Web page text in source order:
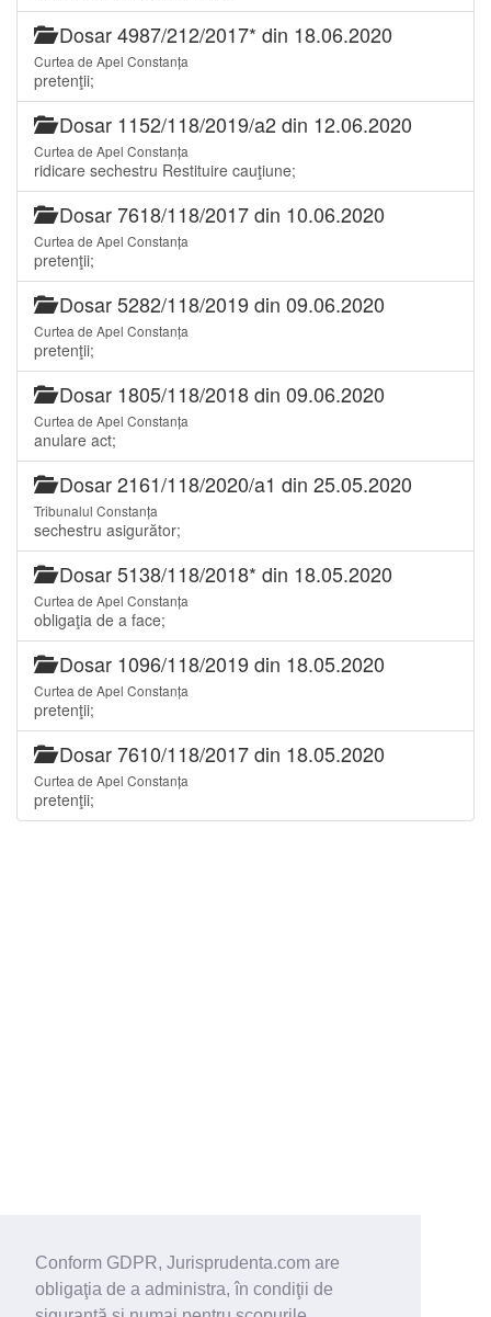
Conform GDPR, Jurisprudenta.com are
obligaţia de a administra, în condiţii de
Dosar 4987/212/2017* din 18.06.2020
Curtea de Apel Constanța
pretenţii;
Dosar 1152/118/2019/a2 din 12.06.2020
Curtea de Apel Constanța
ridicare sechestru Restituire cauţiune;
Dosar 7618/118/2017 din 10.06.2020
Curtea de Apel Constanța
pretenţii;
Dosar 5282/118/2019 din 09.06.2020
Curtea de Apel Constanța
pretenţii;
Dosar 1805/118/2018 din 09.06.2020
Curtea de Apel Constanța
anulare act;
Dosar 2161/118/2020/a1 din 25.05.2020
Tribunalul Constanța
sechestru asigurător;
Dosar 5138/118/2018* din 18.05.2020
Curtea de Apel Constanța
obligaţia de a face;
Dosar 1096/118/2019 din 18.05.2020
Curtea de Apel Constanța
pretenţii;
Dosar 7610/118/2017 din 18.05.2020
Curtea de Apel Constanța
pretenţii;